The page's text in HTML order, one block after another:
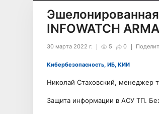
INFOWATCH ARMA
5 0
30 марта 2022 г.
Кибербезопасность, ИБ, КИИ
Николай Стаховский, менеджер
Защита информации в АСУ ТП.